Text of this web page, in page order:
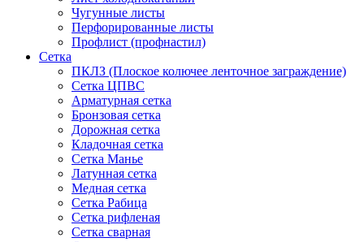
Чугунные листы
Перфорированные листы
Профлист (профнастил)
Сетка
ПКЛЗ (Плоское колючее ленточное заграждение)
Сетка ЦПВС
Арматурная сетка
Бронзовая сетка
Дорожная сетка
Кладочная сетка
Сетка Манье
Латунная сетка
Медная сетка
Сетка Рабица
Сетка рифленая
Сетка сварная